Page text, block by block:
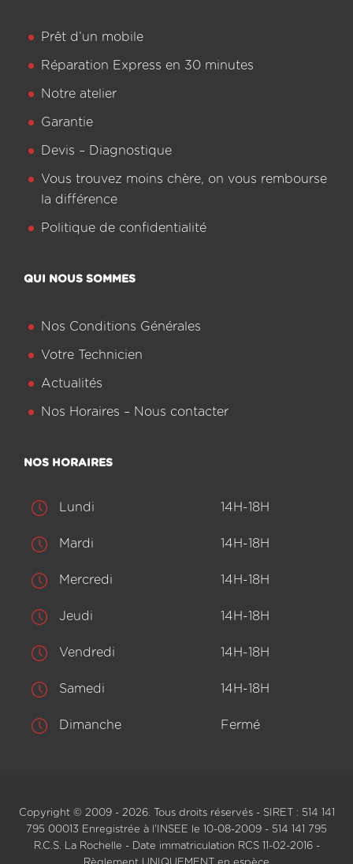
Prêt d’un mobile
Réparation Express en 30 minutes
Notre atelier
Garantie
Devis – Diagnostique
Vous trouvez moins chère, on vous rembourse
la différence
Politique de confidentialité
QUI NOUS SOMMES
Nos Conditions Générales
Votre Technicien
Actualités
Nos Horaires – Nous contacter
NOS HORAIRES
Lundi 14H-18H
Mardi 14H-18H
Mercredi 14H-18H
Jeudi 14H-18H
Vendredi 14H-18H
Samedi 14H-18H
Dimanche Fermé
Copyright © 2009 - 2026. Tous droits réservés - SIRET : 514 141
795 00013 Enregistrée à l'INSEE le 10-08-2009 - 514 141 795
R.C.S. La Rochelle - Date immatriculation RCS 11-02-2016 -